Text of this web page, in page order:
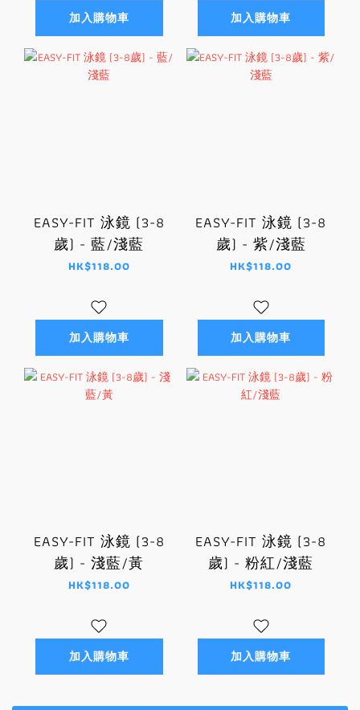
加入購物車 加入購物車
EASY-FIT 泳鏡 (3-8
歲) - 藍/淺藍
HK$118.00
加入購物車
EASY-FIT 泳鏡 (3-8
歲) - 紫/淺藍
HK$118.00
加入購物車
EASY-FIT 泳鏡 (3-8
歲) - 淺藍/黃
HK$118.00
加入購物車
EASY-FIT 泳鏡 (3-8
歲) - 粉紅/淺藍
HK$118.00
加入購物車